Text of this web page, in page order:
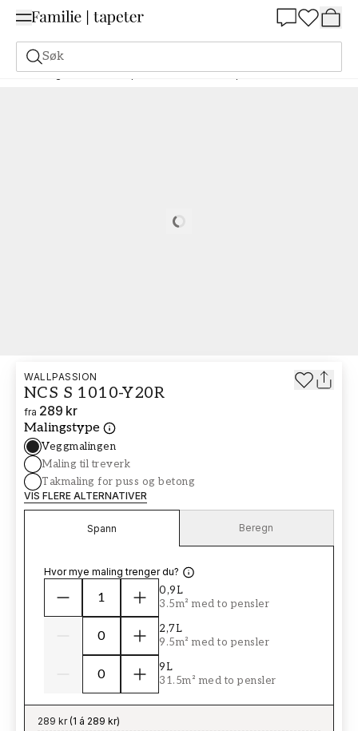
Søk
Maling Bestill basert på NCS Bestill basert på NCS 1010-Y20R
Loading…
WALLPASSION
NCS S 1010-Y20R
fra 289 kr
Malingstype
Veggmalingen
Maling til treverk
Takmaling for puss og betong
VIS FLERE ALTERNATIVER
Spann Beregn
Hvor mye maling trenger du?
0,9L
3.5m² med to pensler
2,7L
9.5m² med to pensler
9L
31.5m² med to pensler
289 kr(1 á 289 kr)